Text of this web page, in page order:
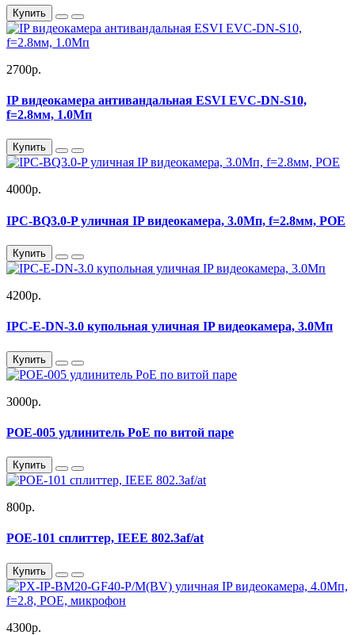
Купить
2700р.
IP видеокамера антивандальная ESVI EVC-DN-S10,
f=2.8мм, 1.0Мп
Купить
4000р.
IPC-BQ3.0-P уличная IP видеокамера, 3.0Мп, f=2.8мм, POE
Купить
4200р.
IPC-E-DN-3.0 купольная уличная IP видеокамера, 3.0Мп
Купить
3000р.
POE-005 удлинитель PoE по витой паре
Купить
800р.
POE-101 cплиттер, IEEE 802.3af/at
Купить
4300р.